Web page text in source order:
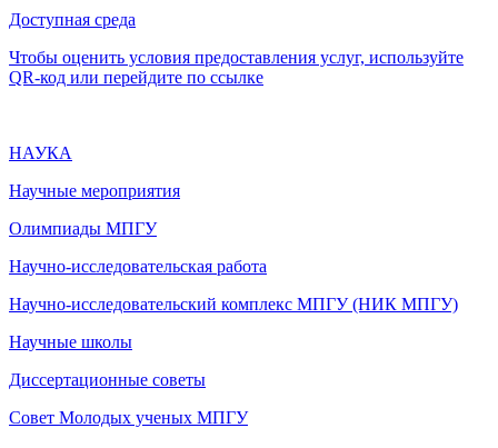
Доступная среда
Чтобы оценить условия предоставления услуг, используйте
QR-код или перейдите по ссылке
НАУКА
Научные мероприятия
Олимпиады МПГУ
Научно-исследовательская работа
Научно-исследовательский комплекс МПГУ (НИК МПГУ)
Научные школы
Диссертационные советы
Совет Молодых ученых МПГУ